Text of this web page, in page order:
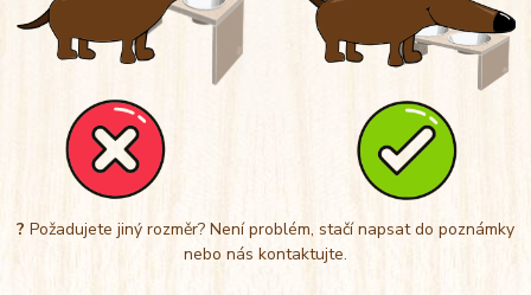
? Požadujete jiný rozměr? Není problém, stačí napsat do poznámky
nebo nás kontaktujte.